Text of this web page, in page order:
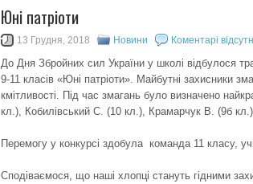
Юні патріоти
13 Грудня, 2018 Новини Коментарі
До Дня Збройних сил України у школі відбулося
9-11 класів «Юні патріоти». Майбутні захисники
кмітливості. Під час змагань було визначено
кл.), Кобилівський С. (10 кл.), Крамарчук В. (9б
Перемогу у конкурсі здобула команда 11 класу,
Сподіваємося, що наші хлопці стануть гідними